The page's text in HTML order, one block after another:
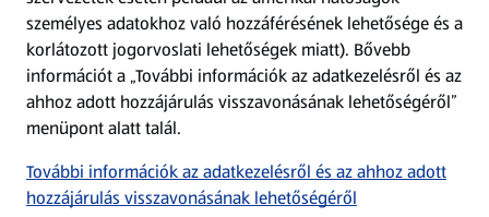
Szervizpont
(új oldalon nyílik meg)
Fedezz fel minket az interneten!
Töltsd le az ALDI Magyarország applikációt!
személyes adatokhoz való hozzáférésének lehetősége és a
korlátozott jogorvoslati lehetőségek miatt). Bővebb
információt a „További információk az adatkezelésről és az
ahhoz adott hozzájárulás visszavonásának lehetőségéről”
menüpont alatt talál.
További információk az adatkezelésről és az ahhoz adott
hozzájárulás visszavonásának lehetőségéről